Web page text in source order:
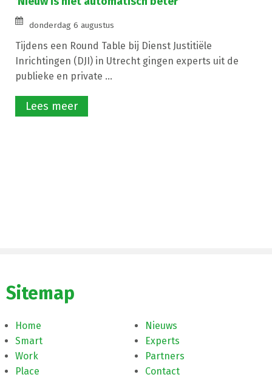
donderdag 6 augustus
Tijdens een Round Table bij Dienst Justitiële
Inrichtingen (DJI) in Utrecht gingen experts uit de
publieke en private ...
Lees meer
Sitemap
Home
Smart
Work
Place
Nieuws
Experts
Partners
Contact